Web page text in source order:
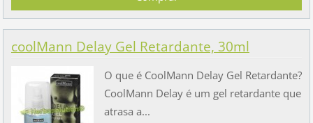
coolMann Delay Gel Retardante, 30ml
O que é CoolMann Delay Gel Retardante?
CoolMann Delay é um gel retardante que
atrasa a...